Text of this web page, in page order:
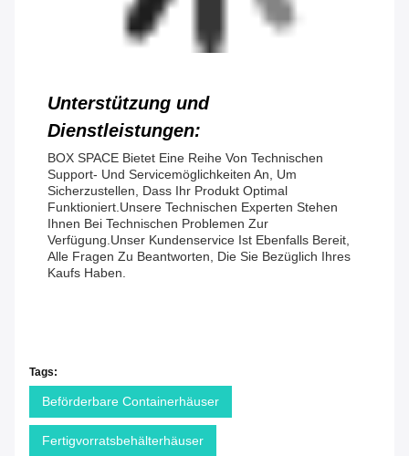
Unterstützung und
Dienstleistungen:
BOX SPACE Bietet Eine Reihe Von Technischen
Support- Und Servicemöglichkeiten An, Um
Sicherzustellen, Dass Ihr Produkt Optimal
Funktioniert.Unsere Technischen Experten Stehen
Ihnen Bei Technischen Problemen Zur
Verfügung.Unser Kundenservice Ist Ebenfalls Bereit,
Alle Fragen Zu Beantworten, Die Sie Bezüglich Ihres
Kaufs Haben.
Tags:
Beförderbare Containerhäuser
Fertigvorratsbehälterhäuser